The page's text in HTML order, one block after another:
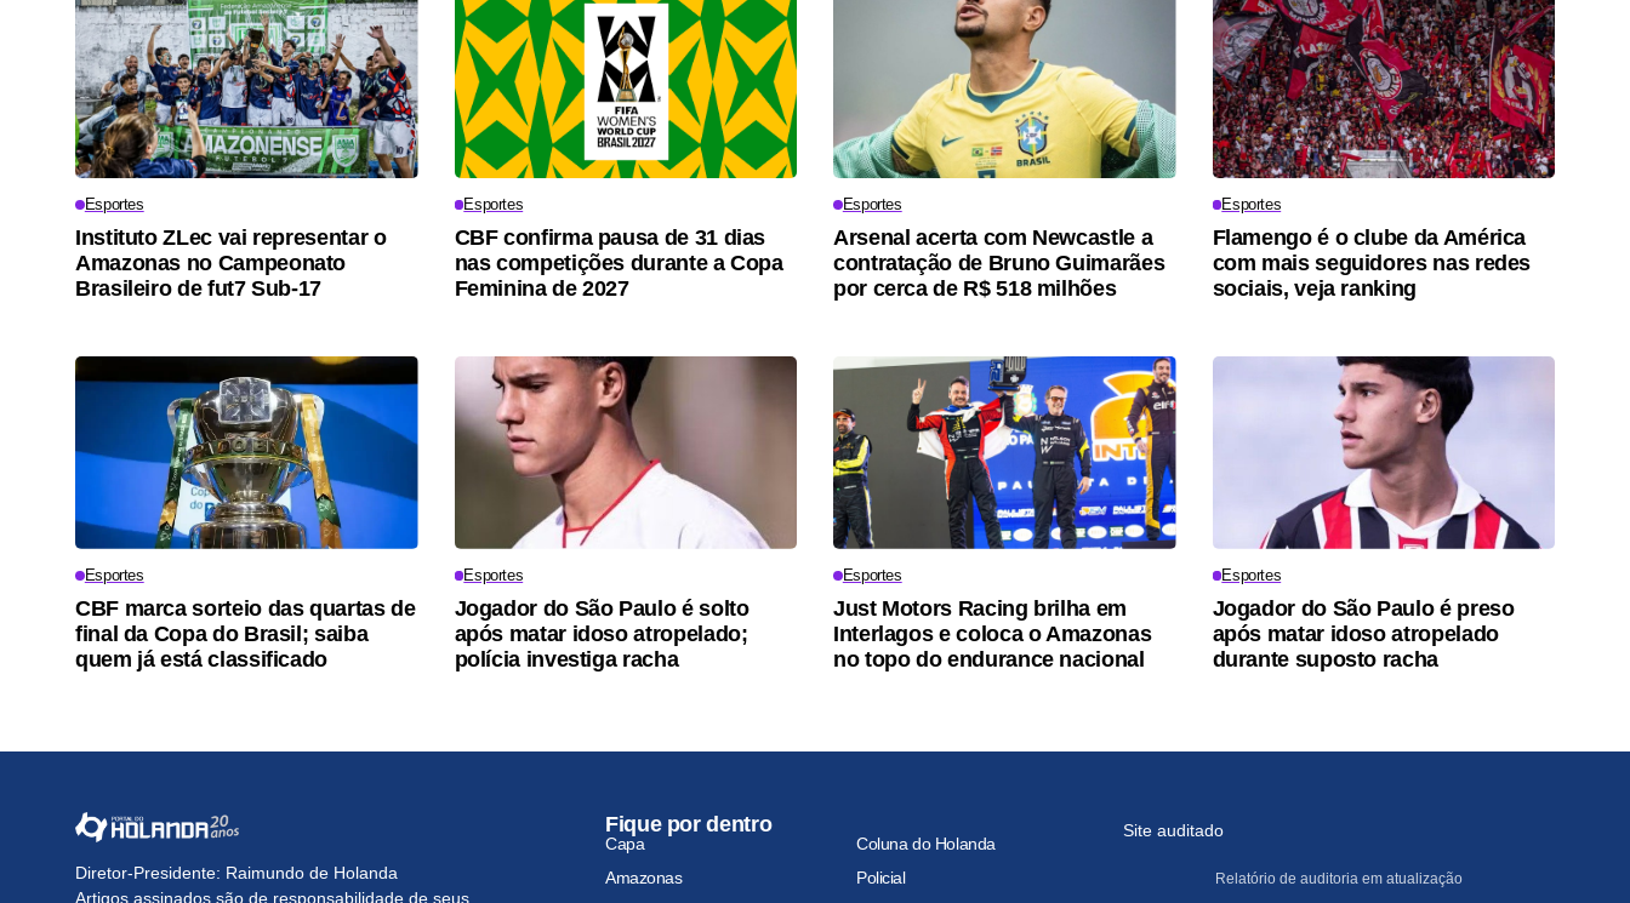
Esportes
Instituto ZLec vai representar o
Amazonas no Campeonato
Brasileiro de fut7 Sub-17
Esportes
CBF confirma pausa de 31 dias
nas competições durante a Copa
Feminina de 2027
Esportes
Arsenal acerta com Newcastle a
contratação de Bruno Guimarães
por cerca de R$ 518 milhões
Esportes
Flamengo é o clube da América
com mais seguidores nas redes
sociais, veja ranking
Esportes
CBF marca sorteio das quartas de
final da Copa do Brasil; saiba
quem já está classificado
Esportes
Jogador do São Paulo é solto
após matar idoso atropelado;
polícia investiga racha
Esportes
Just Motors Racing brilha em
Interlagos e coloca o Amazonas
no topo do endurance nacional
Esportes
Jogador do São Paulo é preso
após matar idoso atropelado
durante suposto racha
Diretor-Presidente: Raimundo de Holanda
Artigos assinados são de responsabilidade de seus
Fique por dentro
Capa
Coluna do Holanda
Amazonas
Policial
Site auditado
Relatório de auditoria em atualização